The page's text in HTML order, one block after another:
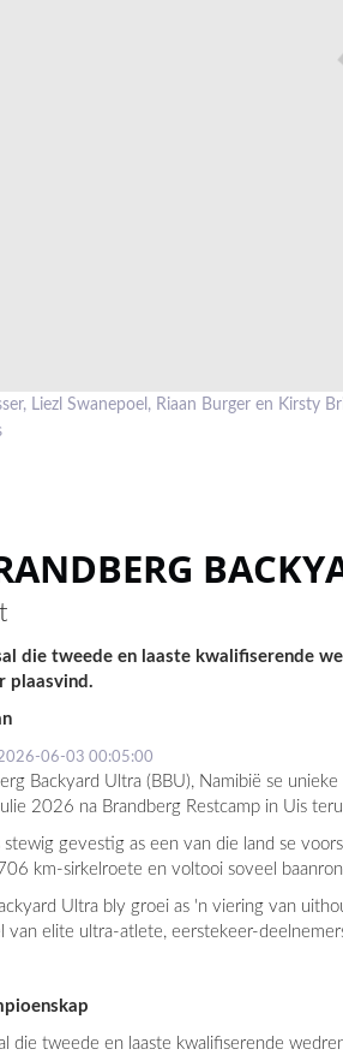
Liezl Swanepoel, Riaan Burger en
die tweede en laaste kwalifiserende
plaasvind.
06-03 00:05:00
Backyard Ultra (BBU), Namibië se
2026 na Brandberg Restcamp in Uis
stewig gevestig as een van die land se
km-sirkelroete en voltooi soveel
Ultra bly groei as 'n viering van
van elite ultra-atlete, eerstekeer-
die tweede en laaste kwalifiserende